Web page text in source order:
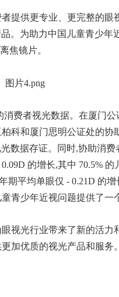
提供更专业、更完整的眼
。为助力中国儿童青少年
焦镜片。
费者视光数据。在厦门
科和厦门思明公证处的协
数据存证。同时,协助消费
的增长,其中 70.5% 的
平均单眼仅 - 0.21D 的增
青少年近视问题提供了一
视光行业带来了新的活力
加优质的视光产品和服务。